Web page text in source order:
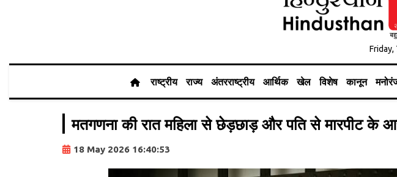
Friday,
राष्ट्रीय राज्य अंतरराष्ट्रीय आर्थिक खेल विशेष कानून
मतगणना की रात महिला से छेड़छाड़ और पति से मारपीट के
18 May 2026 16:40:53